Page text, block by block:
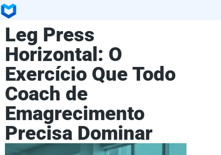
Leg Press
Horizontal: O
Exercício Que Todo
Coach de
Emagrecimento
Precisa Dominar